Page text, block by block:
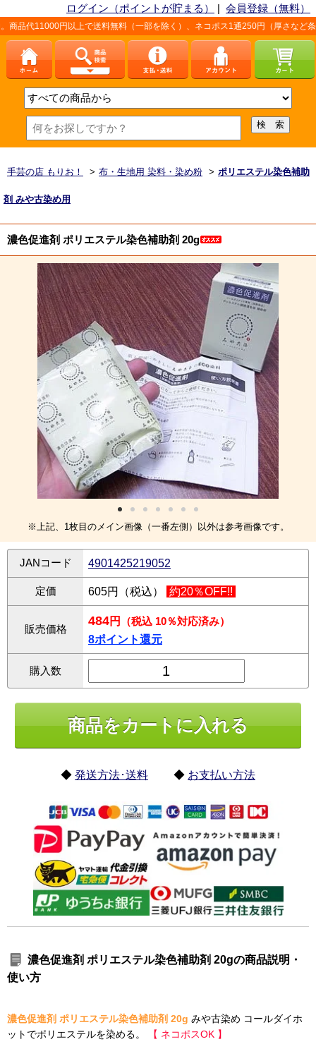
ログイン（ポイントが貯まる） | 会員登録（無料）
で送料無料（一部を除く）、ネコポス1通250円（厚さなど条件あり）。詳し
手芸の店 もりお！ > 布・生地用 染料・染め粉 > ポリエステル染色補助
剤 みや古染め用
濃色促進剤 ポリエステル染色補助剤 20g
※上記、1枚目のメイン画像（一番左側）以外は参考画像です。
JANコード 4901425219052
定価 605円（税込） 約20％OFF!!
販売価格
484円
（税込 10％対応済み）
8ポイント還元
購入数
◆ 発送方法･送料 ◆ お支払い方法
濃色促進剤 ポリエステル染色補助剤 20gの商品説明・
使い方
濃色促進剤 ポリエステル染色補助剤 20g みや古染め コールダイホ
ットでポリエステルを染める。
【 ネコポスOK 】